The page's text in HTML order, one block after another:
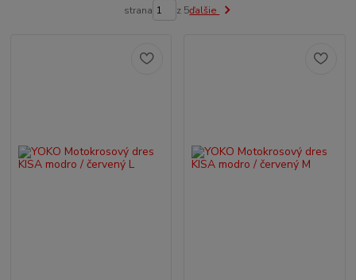
strana z 5ďalšie